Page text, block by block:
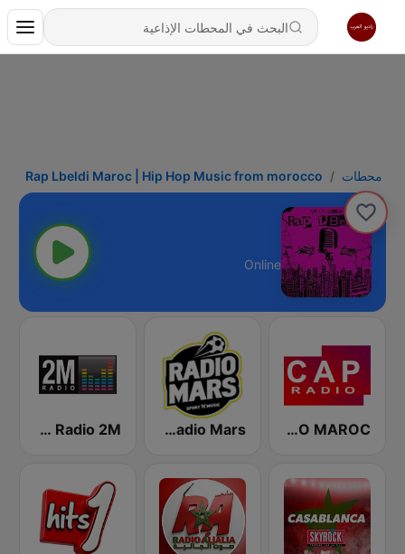
محطات Rap Lbeldi Maroc | Hip Hop Music from morocco
Online
CAP RADIO MAROC Radio Mars (راديو مرس) Radio 2M (راديو 2 م)